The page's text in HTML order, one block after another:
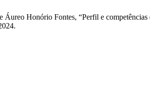
Honório Fontes, “Perfil e